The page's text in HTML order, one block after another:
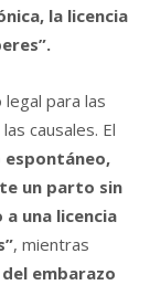
la licencia
para las
causales. El
espontáneo,
un parto sin
una licencia
, mientras
embarazo